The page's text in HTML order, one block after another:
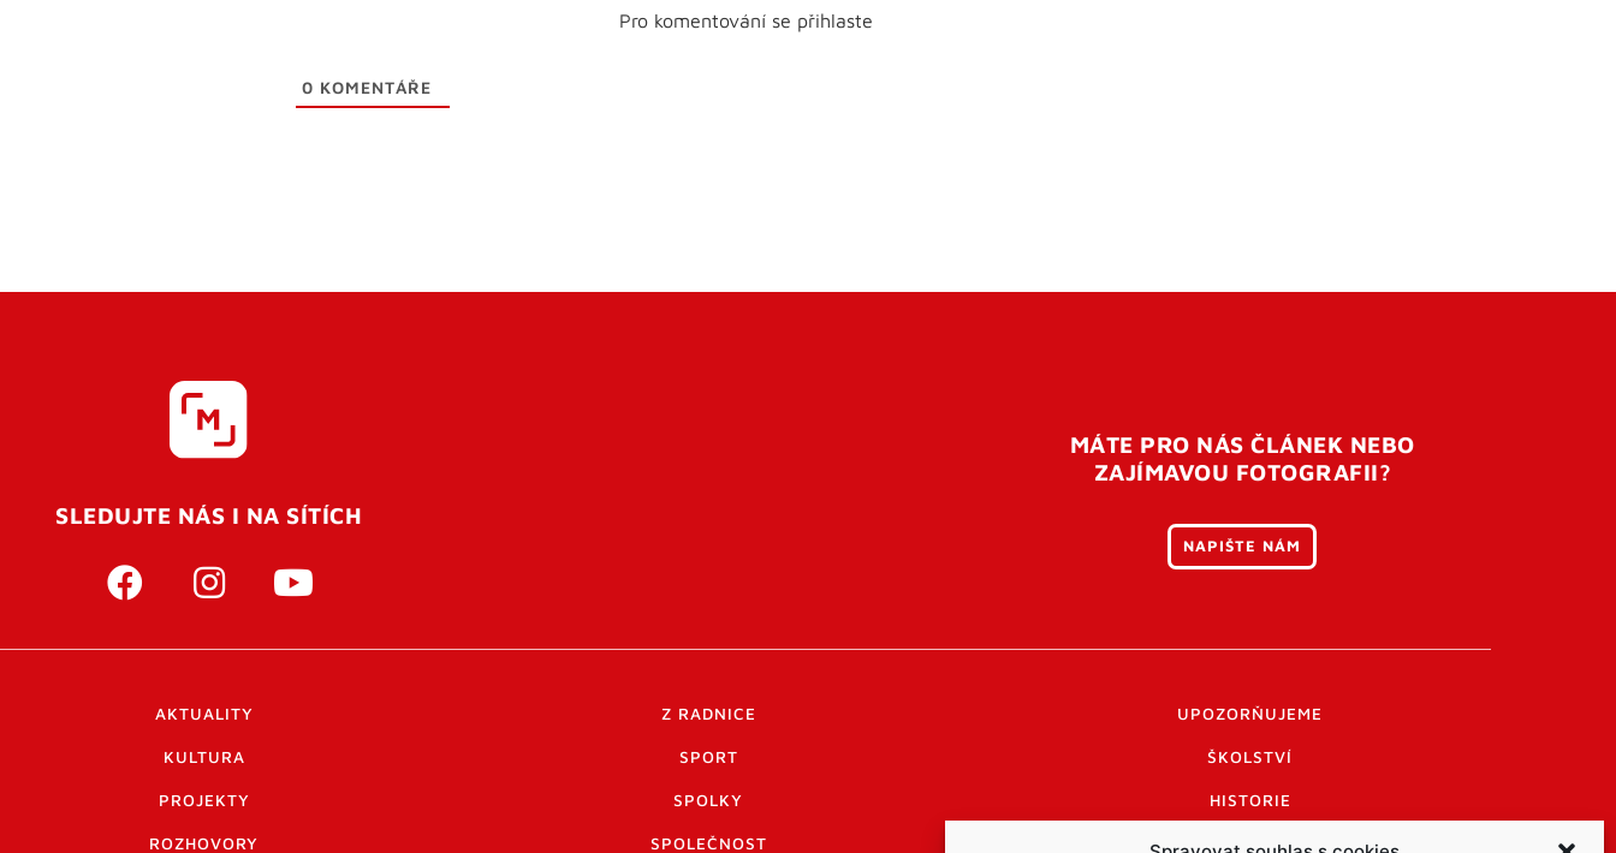
Pro komentování se přihlaste
0 KOMENTÁŘE
SLEDUJTE NÁS I NA SÍTÍCH
MÁTE PRO NÁS ČLÁNEK NEBO
ZAJÍMAVOU FOTOGRAFII?
NAPIŠTE NÁM
AKTUALITY Z RADNICE UPOZORŇUJEME
KULTURA SPORT ŠKOLSTVÍ
PROJEKTY SPOLKY HISTORIE
ROZHOVORY SPOLEČNOST PRAKTICKÉ INFORMACE